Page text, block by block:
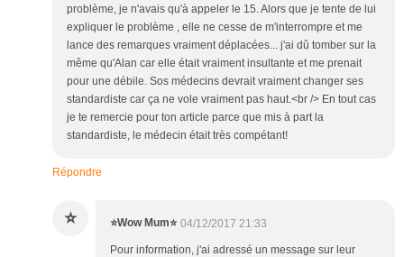
problème, je n'avais qu'à appeler le 15. Alors que je tente de lui
expliquer le problème , elle ne cesse de m'interrompre et me
lance des remarques vraiment déplacées... j'ai dû tomber sur la
même qu'Alan car elle était vraiment insultante et me prenait
pour une débile. Sos médecins devrait vraiment changer ses
standardiste car ça ne vole vraiment pas haut.<br /> En tout cas
je te remercie pour ton article parce que mis à part la
standardiste, le médecin était très compétant!
Répondre
⭐ ⭐️Wow Mum⭐️ 04/12/2017 21:33
Pour information, j'ai adressé un message sur leur